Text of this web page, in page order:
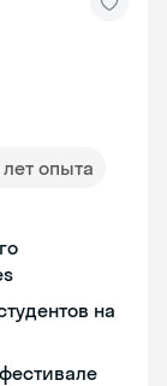
лет опыта
на